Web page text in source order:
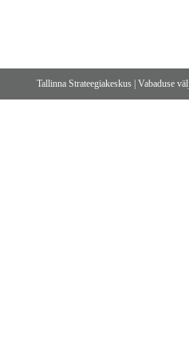
Tallinna Strateegiakeskus |Vabaduse